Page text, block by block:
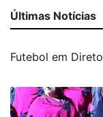
Últimas Notícias
Futebol em Direto